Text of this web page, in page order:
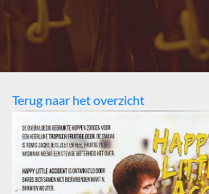
Bezoekers
Terug naar het overzicht